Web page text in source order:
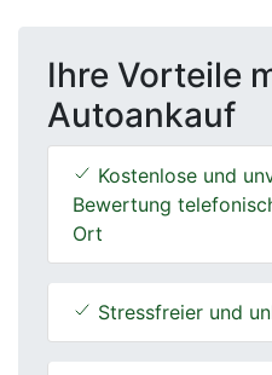
Ihre Vorteile
Autoankauf
Kostenlose und
Bewertung
Ort
Stressfreier und